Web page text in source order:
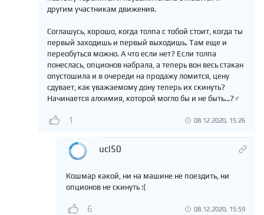
другим участникам движения.
Соглашусь, хорошо, когда толпа с тобой стоит, когда ты
первый заходишь и первый выходишь. Там еще и
переобуться можно. А что если нет? Если толпа
понеслась, опционов набрала, а теперь вон весь стакан
опустошила и в очереди на продажу ломится, цену
сдувает, как уважаемому дону теперь их скинуть?
Начинается алхимия, которой могло бы и не быть...?‍♂️
1 08.12.2020, 15:26
ucl50
Кошмар какой, ни на машине не поездить, ни
опционов не скинуть :(
6 08.12.2020, 15:59